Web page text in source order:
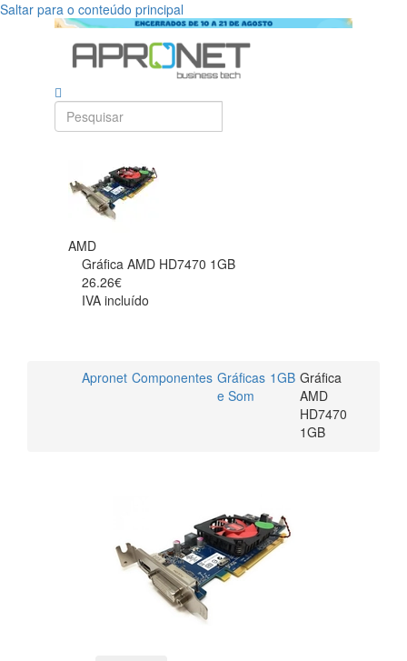
Saltar para o conteúdo principal
AMD
Gráfica AMD HD7470 1GB
26.26€
IVA incluído
Apronet Componentes Gráficas
e Som
1GB Gráfica
AMD
HD7470
1GB